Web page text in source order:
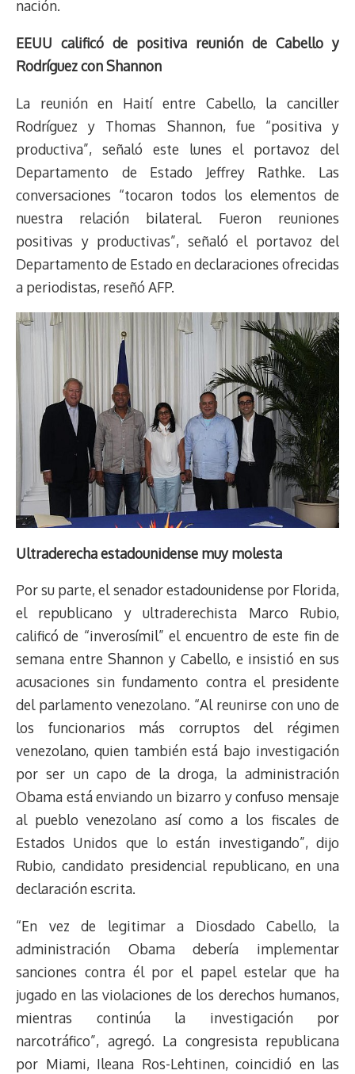
nación.
EEUU calificó de positiva reunión de Cabello y
Rodríguez con Shannon
La reunión en Haití entre Cabello, la canciller
Rodríguez y Thomas Shannon, fue “positiva y
productiva”, señaló este lunes el portavoz del
Departamento de Estado Jeffrey Rathke. Las
conversaciones “tocaron todos los elementos de
nuestra relación bilateral. Fueron reuniones
positivas y productivas”, señaló el portavoz del
Departamento de Estado en declaraciones ofrecidas
a periodistas, reseñó AFP.
Ultraderecha estadounidense muy molesta
Por su parte, el senador estadounidense por Florida,
el republicano y ultraderechista Marco Rubio,
calificó de “inverosímil” el encuentro de este fin de
semana entre Shannon y Cabello, e insistió en sus
acusaciones sin fundamento contra el presidente
del parlamento venezolano. “Al reunirse con uno de
los funcionarios más corruptos del régimen
venezolano, quien también está bajo investigación
por ser un capo de la droga, la administración
Obama está enviando un bizarro y confuso mensaje
al pueblo venezolano así como a los fiscales de
Estados Unidos que lo están investigando”, dijo
Rubio, candidato presidencial republicano, en una
declaración escrita.
“En vez de legitimar a Diosdado Cabello, la
administración Obama debería implementar
sanciones contra él por el papel estelar que ha
jugado en las violaciones de los derechos humanos,
mientras continúa la investigación por
narcotráfico”, agregó. La congresista republicana
por Miami, Ileana Ros-Lehtinen, coincidió en las